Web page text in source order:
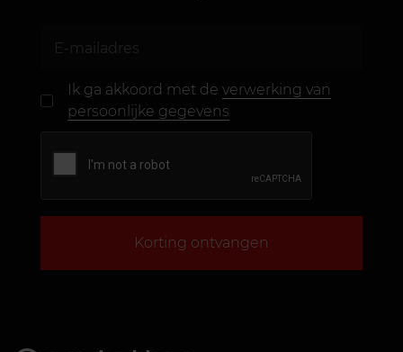
Ik ga akkoord met de verwerking van
persoonlijke gegevens
Korting ontvangen